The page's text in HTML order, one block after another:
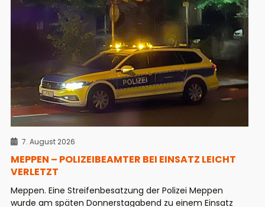
7. August 2026
MEPPEN – POLIZEIBEAMTER BEI EINSATZ LEICHT
VERLETZT
Meppen. Eine Streifenbesatzung der Polizei Meppen
wurde am späten Donnerstagabend zu einem Einsatz